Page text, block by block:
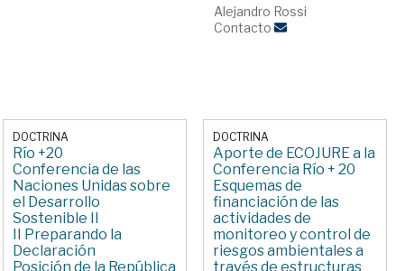
Alejandro Rossi
Contacto
DOCTRINA
Río +20
Conferencia de las
Naciones Unidas sobre
el Desarrollo
Sostenible II
II Preparando la
Declaración
Posición de la República
DOCTRINA
Aporte de ECOJURE a la
Conferencia Río + 20
Esquemas de
financiación de las
actividades de
monitoreo y control de
riesgos ambientales a
través de estructuras